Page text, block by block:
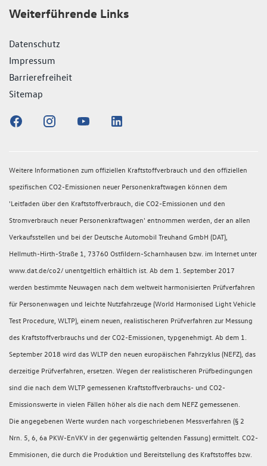
Weiterführende Links
Datenschutz
Impressum
Barrierefreiheit
Sitemap
Weitere Informationen zum offiziellen Kraftstoffverbrauch und den offiziellen
spezifischen CO2-Emissionen neuer Personenkraftwagen können dem
'Leitfaden über den Kraftstoffverbrauch, die CO2-Emissionen und den
Stromverbrauch neuer Personenkraftwagen' entnommen werden, der an allen
Verkaufsstellen und bei der Deutsche Automobil Treuhand GmbH (DAT),
Hellmuth-Hirth-Straße 1, 73760 Ostfildern-Scharnhausen bzw. im Internet unter
www.dat.de/co2/ unentgeltlich erhältlich ist. Ab dem 1. September 2017
werden bestimmte Neuwagen nach dem weltweit harmonisierten Prüfverfahren
für Personenwagen und leichte Nutzfahrzeuge (World Harmonised Light Vehicle
Test Procedure, WLTP), einem neuen, realistischeren Prüfverfahren zur Messung
des Kraftstoffverbrauchs und der CO2-Emissionen, typgenehmigt. Ab dem 1.
September 2018 wird das WLTP den neuen europäischen Fahrzyklus (NEFZ), das
derzeitige Prüfverfahren, ersetzen. Wegen der realistischeren Prüfbedingungen
sind die nach dem WLTP gemessenen Kraftstoffverbrauchs- und CO2-
Emissionswerte in vielen Fällen höher als die nach dem NEFZ gemessenen.
Die angegebenen Werte wurden nach vorgeschriebenen Messverfahren (§ 2
Nrn. 5, 6, 6a PKW-EnVKV in der gegenwärtig geltenden Fassung) ermittelt. CO2-
Emmisionen, die durch die Produktion und Bereitstellung des Kraftstoffes bzw.